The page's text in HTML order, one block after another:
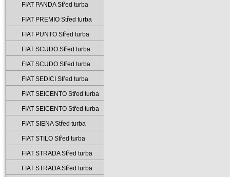
FIAT PANDA Střed turba
FIAT PREMIO Střed turba
FIAT PUNTO Střed turba
FIAT SCUDO Střed turba
FIAT SCUDO Střed turba
FIAT SEDICI Střed turba
FIAT SEICENTO Střed turba
FIAT SEICENTO Střed turba
FIAT SIENA Střed turba
FIAT STILO Střed turba
FIAT STRADA Střed turba
FIAT STRADA Střed turba